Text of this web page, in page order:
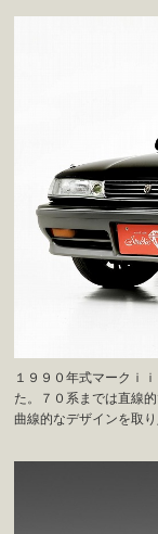
１９９０年式マークｉ
た。７０系までは直線
曲線的なデザインを取